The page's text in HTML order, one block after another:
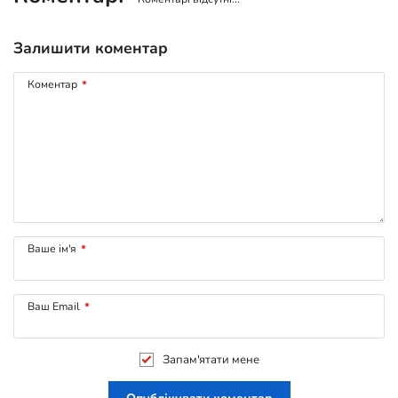
Залишити коментар
Коментар *
Ваше ім'я *
Ваш Email *
Запам'ятати мене